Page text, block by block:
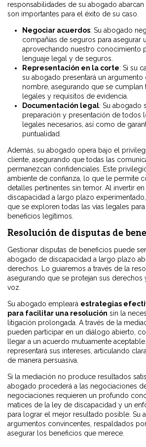
responsabilidades de su abogado abarcan
son importantes para el éxito de su caso.
Negociar acuerdos: Su abogado
compañías de seguros para asegurar
aprovechando nuestro conocimiento
lenguaje legal y de seguros.
Representación en la corte: Si su
su abogado presentará un argumento
nombre, asegurando que se cumplan
legales y requisitos de evidencia.
Documentación legal: Su abogado
preparación y presentación de todos
legales necesarios, así como de
puntualidad.
Además, su abogado opera bajo el
cliente, asegurando que todas las
permanezcan confidenciales. Este
ambiente de confianza, lo que le permite
detalles pertinentes sin temor. Al invertir
discapacidad a largo plazo
que se exploren todas las vías legales
beneficios legítimos.
Resolución de disputas de
Gestionar disputas de beneficios puede
abogado de discapacidad a largo plazo
derechos. Lo guiaremos a través de la
asegurando que se protejan sus derechos
voz.
Su abogado empleará estrategias
para facilitar una resolución sin la
litigación prolongada. A través de la
pueden participar en un diálogo abierto,
llegar a un acuerdo mutuamente
representará sus intereses, articulando
de manera persuasiva.
Si la mediación no produce resultados
abogado procederá a las negociaciones
negociaciones requieren un profundo
matices de la ley de discapacidad y un
para lograr el mejor resultado posible. Su
argumentos convincentes, respaldados
asegurar los beneficios que merece.